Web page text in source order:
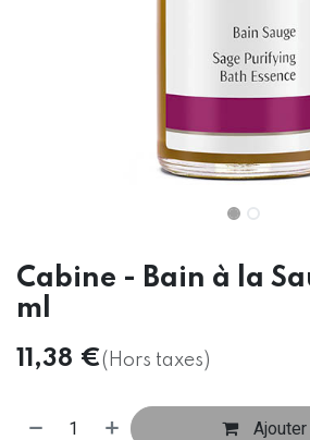
Cabine - Bain à la
ml
11,38 €(Hors taxes)